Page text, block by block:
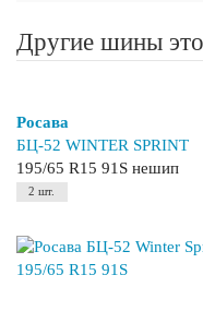
Другие шины
Росава
БЦ-52 WINTER SPRINT
195/65 R15 91S нешип
2 шт.